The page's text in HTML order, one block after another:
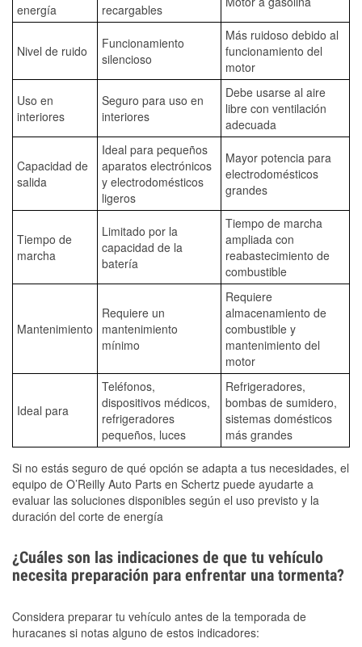
energía
recargables
Nivel de ruido
Funcionamiento
silencioso
Más ruidoso debido al
funcionamiento del
motor
Uso en
interiores
Seguro para uso en
interiores
Debe usarse al aire
libre con ventilación
adecuada
Capacidad de
salida
Ideal para pequeños
aparatos electrónicos
y electrodomésticos
ligeros
Mayor potencia para
electrodomésticos
grandes
Tiempo de
marcha
Limitado por la
capacidad de la
batería
Tiempo de marcha
ampliada con
reabastecimiento de
combustible
Mantenimiento
Requiere un
mantenimiento
mínimo
Requiere
almacenamiento de
combustible y
mantenimiento del
motor
Ideal para
Teléfonos,
dispositivos médicos,
refrigeradores
pequeños, luces
Refrigeradores,
bombas de sumidero,
sistemas domésticos
más grandes
Si no estás seguro de qué opción se adapta a tus necesidades, el
equipo de O’Reilly Auto Parts en Schertz puede ayudarte a
evaluar las soluciones disponibles según el uso previsto y la
duración del corte de energía
¿Cuáles son las indicaciones de que tu vehículo
necesita preparación para enfrentar una tormenta?
Considera preparar tu vehículo antes de la temporada de
huracanes si notas alguno de estos indicadores: